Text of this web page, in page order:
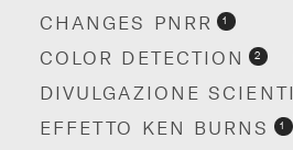
CHANGES PNRR 1
COLOR DETECTION 2
DIVULGAZIONE
EFFETTO KEN BURNS 1